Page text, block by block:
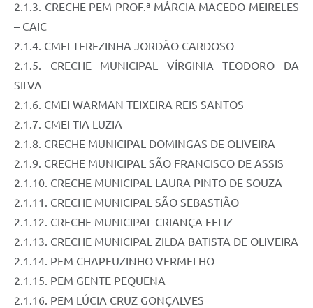
2.1.3. CRECHE PEM PROF.ª MÁRCIA MACEDO MEIRELES
– CAIC
2.1.4. CMEI TEREZINHA JORDÃO CARDOSO
2.1.5. CRECHE MUNICIPAL VÍRGINIA TEODORO DA
SILVA
2.1.6. CMEI WARMAN TEIXEIRA REIS SANTOS
2.1.7. CMEI TIA LUZIA
2.1.8. CRECHE MUNICIPAL DOMINGAS DE OLIVEIRA
2.1.9. CRECHE MUNICIPAL SÃO FRANCISCO DE ASSIS
2.1.10. CRECHE MUNICIPAL LAURA PINTO DE SOUZA
2.1.11. CRECHE MUNICIPAL SÃO SEBASTIÃO
2.1.12. CRECHE MUNICIPAL CRIANÇA FELIZ
2.1.13. CRECHE MUNICIPAL ZILDA BATISTA DE OLIVEIRA
2.1.14. PEM CHAPEUZINHO VERMELHO
2.1.15. PEM GENTE PEQUENA
2.1.16. PEM LÚCIA CRUZ GONÇALVES